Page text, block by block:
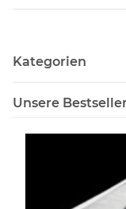
Kategorien
Unsere